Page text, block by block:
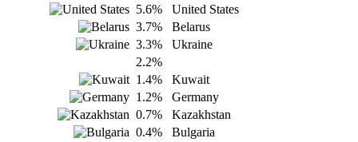
5.6%
United States
3.7%
Belarus
3.3%
Ukraine
2.2%
1.4%
Kuwait
1.2%
Germany
0.7%
Kazakhstan
0.4%
Bulgaria